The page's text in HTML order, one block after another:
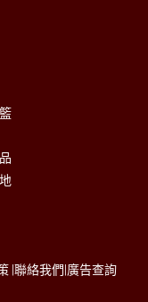
聯絡我們 廣告查詢